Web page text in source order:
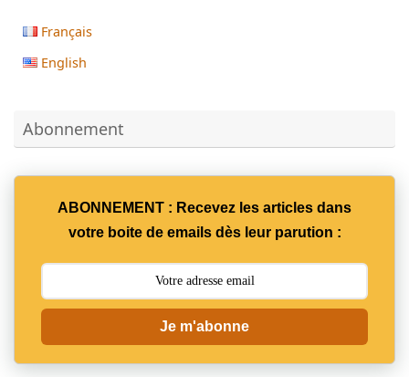
Français
English
Abonnement
ABONNEMENT : Recevez les articles dans
votre boite de emails dès leur parution :
Je m'abonne